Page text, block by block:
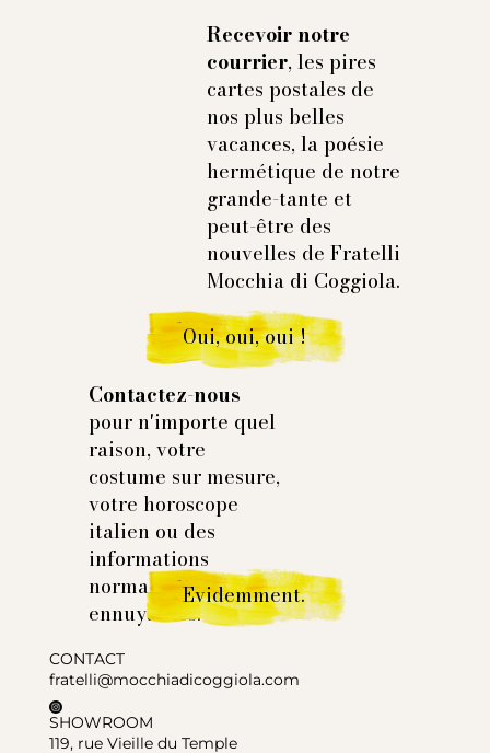
Recevoir notre
courrier, les pires
cartes postales de
nos plus belles
vacances, la poésie
hermétique de notre
grande-tante et
peut-être des
nouvelles de Fratelli
Mocchia di Coggiola.
Contactez-nous
pour n'importe quel
raison, votre
costume sur mesure,
votre horoscope
italien ou des
informations
normales et
ennuyantes.
Oui, oui, oui !
Evidemment.
CONTACT
fratelli@mocchiadicoggiola.com
SHOWROOM
119, rue Vieille du Temple